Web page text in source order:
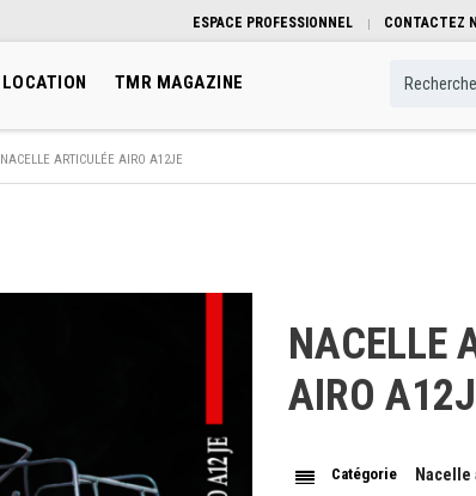
ESPACE PROFESSIONNEL CONTACTEZ
LOCATION TMR MAGAZINE
NACELLE ARTICULÉE AIRO A12JE
NACELLE
AIRO
Catégorie